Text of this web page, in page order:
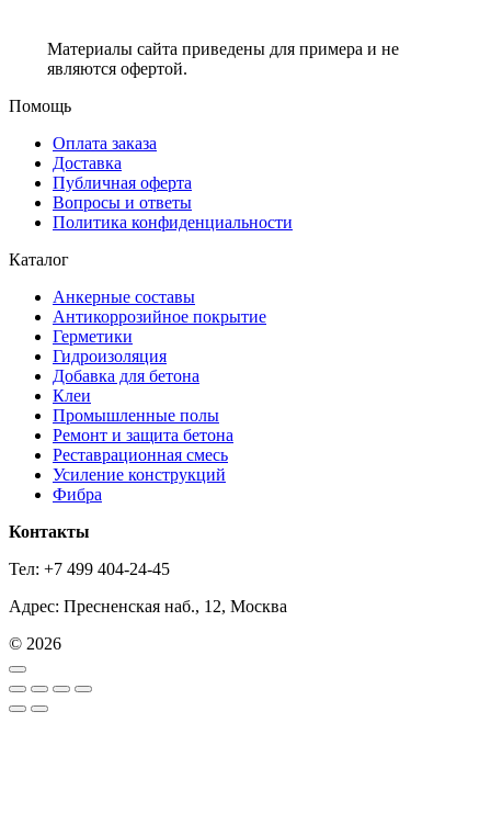
Материалы сайта приведены для примера и не
являются офертой.
Помощь
Оплата заказа
Доставка
Публичная оферта
Вопросы и ответы
Политика конфиденциальности
Каталог
Анкерные составы
Антикоррозийное покрытие
Герметики
Гидроизоляция
Добавка для бетона
Клеи
Промышленные полы
Ремонт и защита бетона
Реставрационная смесь
Усиление конструкций
Фибра
Контакты
Тел: +7 499 404-24-45
Адрес: Пресненская наб., 12, Москва
© 2026